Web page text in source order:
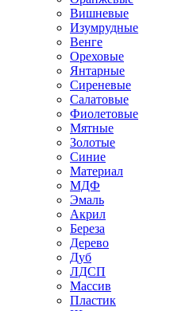
Вишневые
Изумрудные
Венге
Ореховые
Янтарные
Сиреневые
Салатовые
Фиолетовые
Мятные
Золотые
Синие
Материал
МДФ
Эмаль
Акрил
Береза
Дерево
Дуб
ЛДСП
Массив
Пластик